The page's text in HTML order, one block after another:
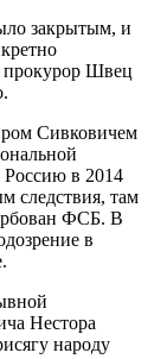
закрытым, и
прокурор Швец
Сивковичем
Россию в 2014
следствия, там
ФСБ. В
в
Нестора
народу